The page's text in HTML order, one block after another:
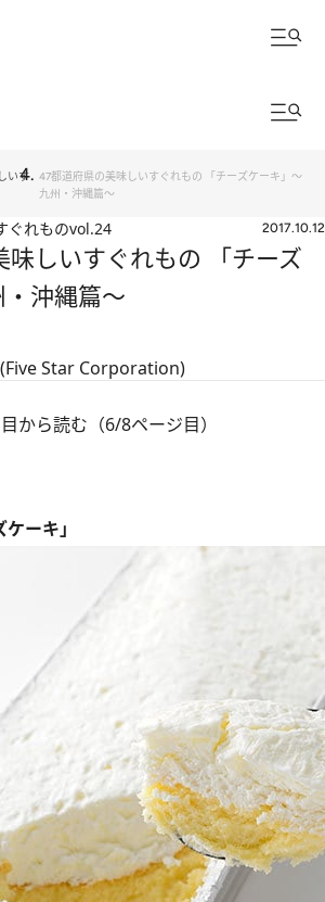
いす
47都道府県の美味しいすぐれもの 「チーズケーキ」～
九州・沖縄篇～
ぐれものvol.24 2017.10.12
しいすぐれもの 「チーズ
沖縄篇～
Star Corporation)
から読む（6/8ページ目）
ーキ」